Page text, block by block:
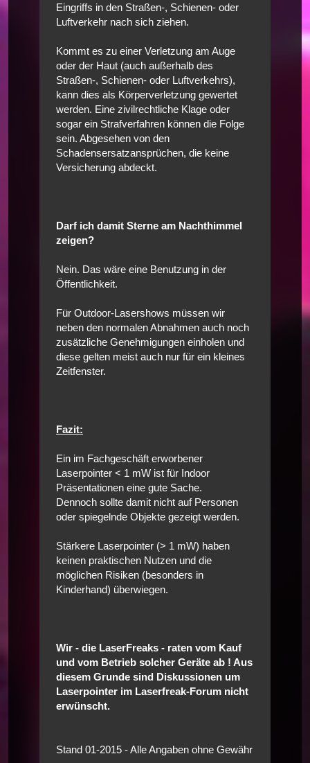
Eingriffs in den Straßen-, Schienen- oder
Luftverkehr nach sich ziehen.
Kommt es zu einer Verletzung am Auge
oder der Haut (auch außerhalb des
Straßen-, Schienen- oder Luftverkehrs),
kann dies als Körperverletzung gewertet
werden. Eine zivilrechtliche Klage oder
sogar ein Strafverfahren können die Folge
sein. Abgesehen von den
Schadensersatzansprüchen, die keine
Versicherung abdeckt.
Darf ich damit Sterne am Nachthimmel
zeigen?
Nein. Das wäre eine Benutzung in der
Öffentlichkeit.
Für Outdoor-Lasershows müssen wir
neben den normalen Abnahmen auch noch
zusätzliche Genehmigungen einholen und
diese gelten meist auch nur für ein kleines
Zeitfenster.
Fazit:
Ein im Fachgeschäft erworbener
Laserpointer < 1 mW ist für Indoor
Präsentationen eine gute Sache.
Dennoch sollte damit nicht auf Personen
oder spiegelnde Objekte gezeigt werden.
Stärkere Laserpointer (> 1 mW) haben
keinen praktischen Nutzen und die
möglichen Risiken (besonders in
Kinderhand) überwiegen.
Wir - die LaserFreaks - raten vom Kauf
und vom Betrieb solcher Geräte ab ! Aus
diesem Grunde sind Diskussionen um
Laserpointer im Laserfreak-Forum nicht
erwünscht.
Stand 01-2015 - Alle Angaben ohne Gewähr